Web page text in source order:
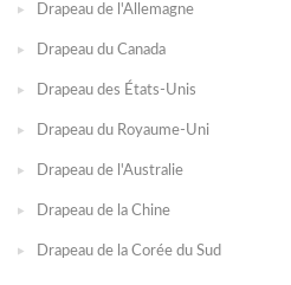
Drapeau de l'Allemagne
Drapeau du Canada
Drapeau des États-Unis
Drapeau du Royaume-Uni
Drapeau de l'Australie
Drapeau de la Chine
Drapeau de la Corée du Sud